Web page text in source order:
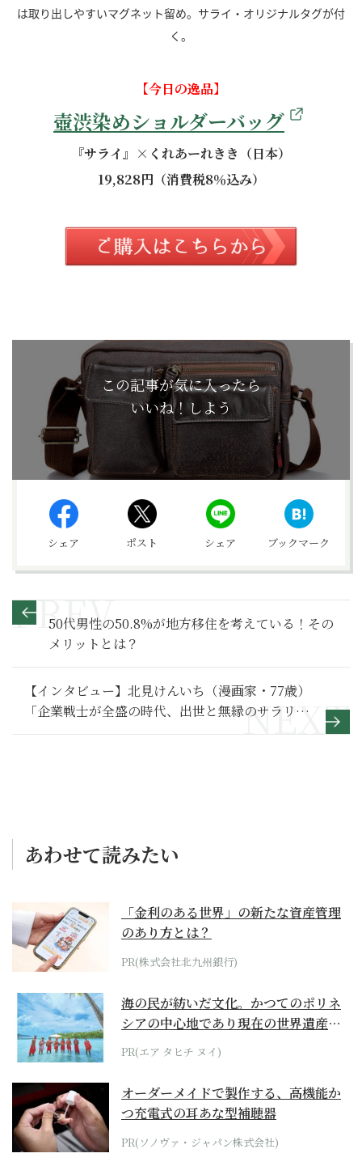
は取り出しやすいマグネット留め。サライ・オリジナルタグが付
く。
【今日の逸品】
壺渋染めショルダーバッグ
『サライ』×くれあーれきき（日本）
19,828円（消費税8％込み）
この記事が気に入ったら
いいね！しよう
シェア ポスト シェア ブックマーク
50代男性の50.8%が地方移住を考えている！その
メリットとは？
【インタビュー】北見けんいち（漫画家・77歳）
「企業戦士が全盛の時代、出世と無縁のサラリー
マンをあえて主人公にすえました」
あわせて読みたい
「金利のある世界」の新たな資産管理
のあり方とは？
PR(株式会社北九州銀行)
海の民が紡いだ文化。かつてのポリネ
シアの中心地であり現在の世界遺産か
らみえてくる...
PR(エア タヒチ ヌイ)
オーダーメイドで製作する、高機能か
つ充電式の耳あな型補聴器
PR(ソノヴァ・ジャパン株式会社)